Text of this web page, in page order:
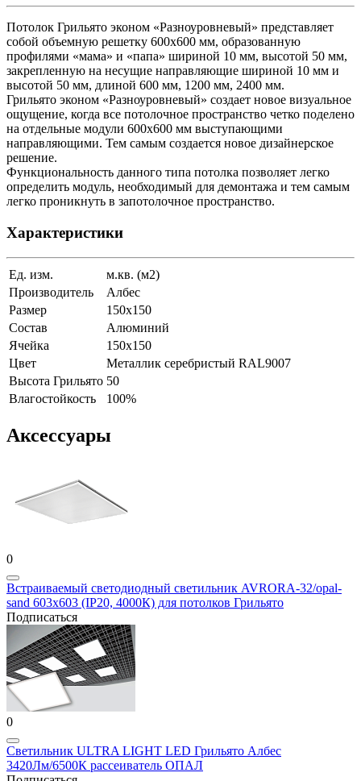
Потолок Грильято эконом «Разноуровневый» представляет
собой объемную решетку 600х600 мм, образованную
профилями «мама» и «папа» шириной 10 мм, высотой 50 мм,
закрепленную на несущие направляющие шириной 10 мм и
высотой 50 мм, длиной 600 мм, 1200 мм, 2400 мм.
Грильято эконом «Разноуровневый» создает новое визуальное
ощущение, когда все потолочное пространство четко поделено
на отдельные модули 600х600 мм выступающими
направляющими. Тем самым создается новое дизайнерское
решение.
Функциональность данного типа потолка позволяет легко
определить модуль, необходимый для демонтажа и тем самым
легко проникнуть в запотолочное пространство.
Характеристики
Ед. изм.
м.кв. (м2)
Производитель
Албес
Размер
150х150
Состав
Алюминий
Ячейка
150х150
Цвет
Металлик серебристый RAL9007
Высота Грильято 50
Влагостойкость
100%
Аксессуары
0
Встраиваемый светодиодный светильник AVRORA-32/opal-
sand 603х603 (IP20, 4000К) для потолков Грильято
Подписаться
0
Светильник ULTRA LIGHT LED Грильято Албес
3420Лм/6500К рассеиватель ОПАЛ